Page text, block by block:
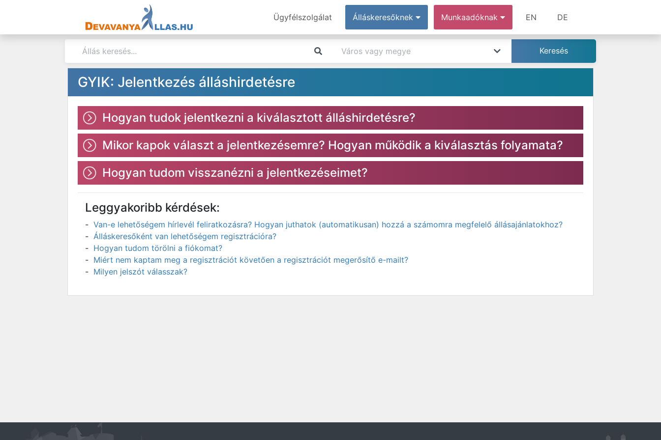
Ügyfélszolgálat Álláskeresőknek Munkaadóknak EN DE
GYIK: Jelentkezés álláshirdetésre
Hogyan tudok jelentkezni a kiválasztott álláshirdetésre?
Mikor kapok választ a jelentkezésemre? Hogyan működik a kiválasztás folyamata?
Hogyan tudom visszanézni a jelentkezéseimet?
Leggyakoribb kérdések:
Van-e lehetőségem hírlevél feliratkozásra? Hogyan juthatok (automatikusan) hozzá a számomra megfelelő állásajánlatokhoz?
Álláskeresőként van lehetőségem regisztrációra?
Hogyan tudom törölni a fiókomat?
Miért nem kaptam meg a regisztrációt követően a regisztrációt megerősítő e-mailt?
Milyen jelszót válasszak?